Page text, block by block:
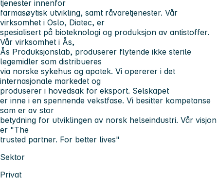
tjenester innenfor
farmasøytisk utvikling, samt råvaretjenester. Vår
virksomhet i Oslo, Diatec, er
spesialisert på bioteknologi og produksjon av antistoffer.
Vår virksomhet i Ås,
Ås Produksjonslab, produserer flytende ikke sterile
legemidler som distribueres
via norske sykehus og apotek. Vi opererer i det
internasjonale markedet og
produserer i hovedsak for eksport. Selskapet
er inne i en spennende vekstfase. Vi besitter kompetanse
som er av stor
betydning for utviklingen av norsk helseindustri. Vår visjon
er "The
trusted partner. For better lives"
Sektor
Privat